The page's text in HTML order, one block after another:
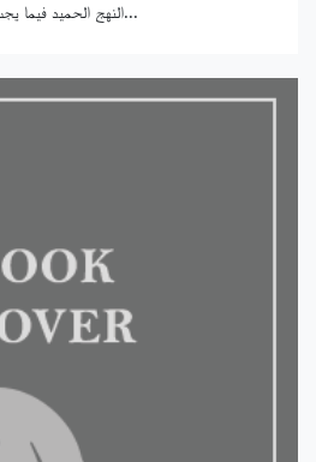
النهج الحميد فيما يجب على...